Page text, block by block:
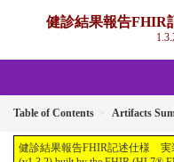
健診結果報告FHIR
Table of Contents Artifacts
健診結果報告FHIR記述仕様 実